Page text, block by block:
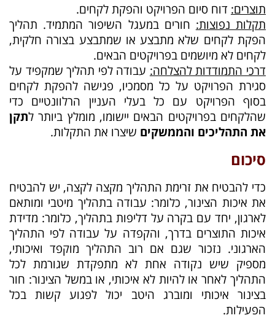
תוצרים: דוח סיום הפרויקט והפקת לקחים.
תקלות נפוצות: חורים במעגל השיפור המתמיד. תהליך
הפקת לקחים שלא מתבצע או שמתבצע בצורה חלקית,
לקחים לא מיושמים בפרויקטים הבאים.
דרכי התמודדות להצלחה: עבודה לפי תהליך שמקפיד על
סגירת הפרויקט על כל מסמכיו, פגישה להפקת לקחים
בסוף הפרויקט עם כל בעלי העניין הרלוונטיים כדי
שהלקחים בפרויקטים הבאים יישומו, מומלץ ביותר לתקן
את התהליכים והממשקים שיצרו את התקלות.
סיכום
כדי להבטיח את זרימת התהליך מקצה לקצה, יש להבטיח
את איכות הצינור, כלומר: עבודה בתהליך מיטבי ומותאם
לארגון, יחד עם בקרה על דליפות בתהליך, כלומר: מדידת
איכות התוצרים בדרך, והקפדה על עבודה לפי התהליך
הארגוני. נזכור שגם אם רוב התהליך מוקפד ואיכותי,
מספיק שיש נקודה אחת לא מתפקדת שגורמת לכל
התהליך לאחר או להיות לא איכותי, או במשל הצינור: חור
בצינור איכותי ומוברג היטב יכול לפגוע קשות בכל
הפעילות.